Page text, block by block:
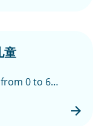
童
0 to 6